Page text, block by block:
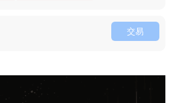
交易